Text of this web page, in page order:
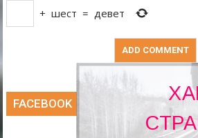
+ шест = девет
FACEBOOK